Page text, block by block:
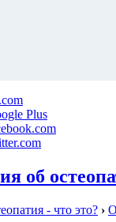
Plus
об
- что это? ›